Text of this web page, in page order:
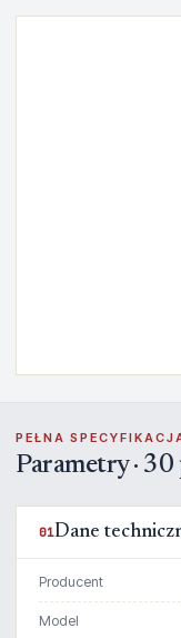
PEŁNA
Parametry ·
01Dane
Producent
Model